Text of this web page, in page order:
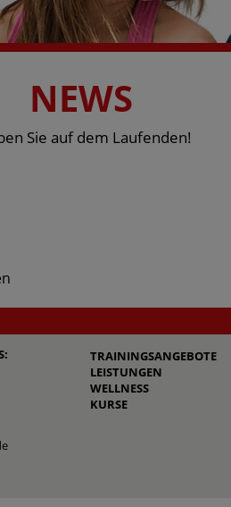
NEWS
Sie auf dem Laufenden!
TRAININGSANGEBOTE
LEISTUNGEN
WELLNESS
KURSE